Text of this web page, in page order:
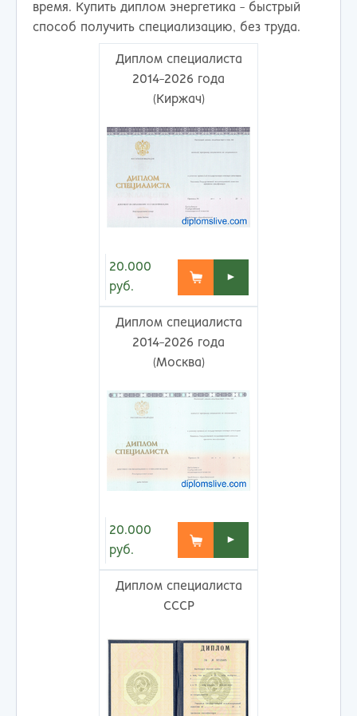
время. Купить диплом энергетика - быстрый
способ получить специализацию, без труда.
Диплом специалиста
2014-2026 года
(Киржач)
20.000
руб.
►
Диплом специалиста
2014-2026 года
(Москва)
20.000
руб.
►
Диплом специалиста
СССР